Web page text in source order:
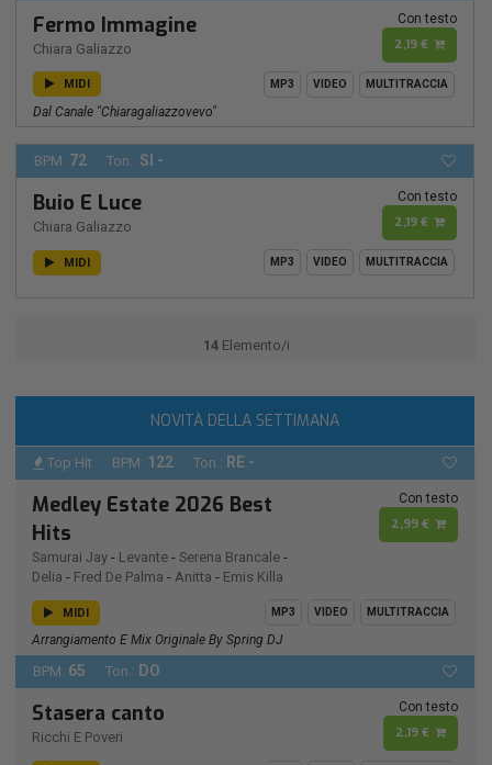
Fermo Immagine
Chiara Galiazzo
Con testo
2,19 €
MIDI MP3 VIDEO MULTITRACCIA
Dal Canale "chiaragaliazzovevo"
BPM: 72 Ton.: SI -
Buio E Luce
Chiara Galiazzo
Con testo
2,19 €
MIDI MP3 VIDEO MULTITRACCIA
14Elemento/i
NOVITÀ DELLA SETTIMANA
Top Hit BPM: 122 Ton.: RE -
Medley Estate 2026 Best
Hits
Samurai Jay - Levante - Serena Brancale -
Delia - Fred De Palma - Anitta - Emis Killa
Con testo
2,99 €
MIDI MP3 VIDEO MULTITRACCIA
Arrangiamento E Mix Originale By Spring DJ
BPM: 65 Ton.: DO
Stasera canto
Ricchi E Poveri
Con testo
2,19 €